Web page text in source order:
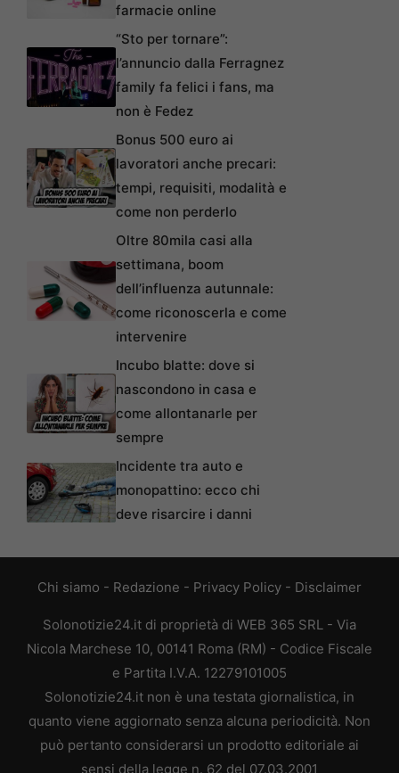
farmacie online
“Sto per tornare”:
l’annuncio dalla Ferragnez
family fa felici i fans, ma
non è Fedez
Bonus 500 euro ai
lavoratori anche precari:
tempi, requisiti, modalità e
come non perderlo
Oltre 80mila casi alla
settimana, boom
dell’influenza autunnale:
come riconoscerla e come
intervenire
Incubo blatte: dove si
nascondono in casa e
come allontanarle per
sempre
Incidente tra auto e
monopattino: ecco chi
deve risarcire i danni
Chi siamo - Redazione - Privacy Policy - Disclaimer
Solonotizie24.it di proprietà di WEB 365 SRL - Via
Nicola Marchese 10, 00141 Roma (RM) - Codice Fiscale
e Partita I.V.A. 12279101005
Solonotizie24.it non è una testata giornalistica, in
quanto viene aggiornato senza alcuna periodicità. Non
può pertanto considerarsi un prodotto editoriale ai
sensi della legge n. 62 del 07.03.2001